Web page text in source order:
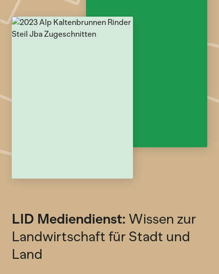
LID Mediendienst: Wissen zur
Landwirtschaft für Stadt und
Land